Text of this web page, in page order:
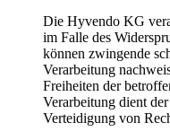
Die Hyvendo KG
im Falle des
können zwingende
Verarbeitung
Freiheiten der
Verarbeitung dient
Verteidigung von